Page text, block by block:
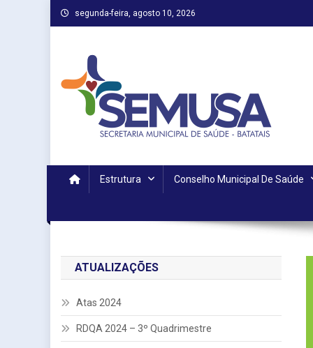
Skip
to
segunda-feira, agosto 10, 2026
Estrutura Conselho Municipal De Saúde
ATUALIZAÇÕES
Atas 2024
RDQA 2024 – 3º Quadrimestre